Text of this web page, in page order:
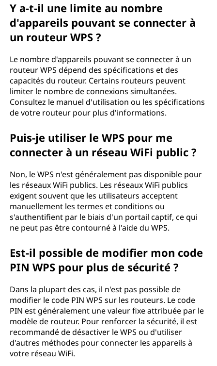
Y a-t-il une limite au nombre
d'appareils pouvant se connecter à
un routeur WPS ?
Le nombre d'appareils pouvant se connecter à un
routeur WPS dépend des spécifications et des
capacités du routeur. Certains routeurs peuvent
limiter le nombre de connexions simultanées.
Consultez le manuel d'utilisation ou les spécifications
de votre routeur pour plus d'informations.
Puis-je utiliser le WPS pour me
connecter à un réseau WiFi public ?
Non, le WPS n'est généralement pas disponible pour
les réseaux WiFi publics. Les réseaux WiFi publics
exigent souvent que les utilisateurs acceptent
manuellement les termes et conditions ou
s'authentifient par le biais d'un portail captif, ce qui
ne peut pas être contourné à l'aide du WPS.
Est-il possible de modifier mon code
PIN WPS pour plus de sécurité ?
Dans la plupart des cas, il n'est pas possible de
modifier le code PIN WPS sur les routeurs. Le code
PIN est généralement une valeur fixe attribuée par le
modèle de routeur. Pour renforcer la sécurité, il est
recommandé de désactiver le WPS ou d'utiliser
d'autres méthodes pour connecter les appareils à
votre réseau WiFi.